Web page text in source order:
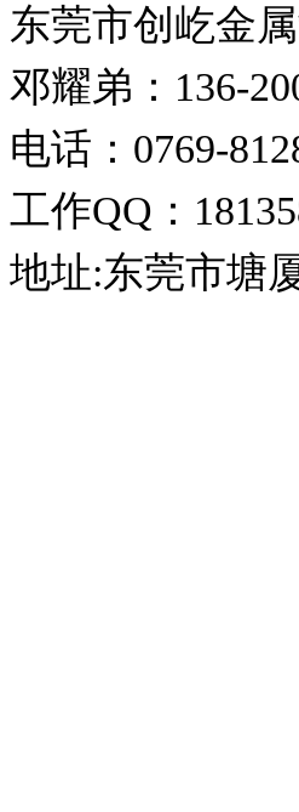
东莞市创屹金
邓耀弟：136-
电话：0769-
工作QQ：
地址:东莞市塘